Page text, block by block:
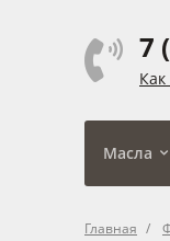
7
Масла
Главная